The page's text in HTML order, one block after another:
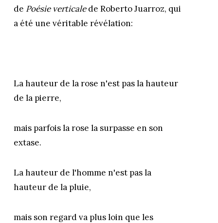
de Poésie verticalede Roberto Juarroz, qui
a été une véritable révélation:
La hauteur de la rose n'est pas la hauteur
de la pierre,
mais parfois la rose la surpasse en son
extase.
La hauteur de l'homme n'est pas la
hauteur de la pluie,
mais son regard va plus loin que les